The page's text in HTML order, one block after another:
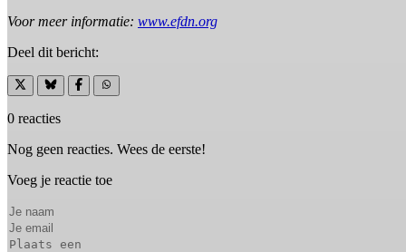
Voor meer informatie: www.efdn.org
Deel dit bericht:
0 reacties
Nog geen reacties. Wees de eerste!
Voeg je reactie toe